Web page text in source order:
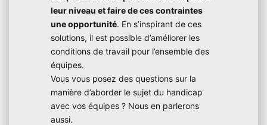
leur niveau et faire de ces contraintes
une opportunité. En s’inspirant de ces
solutions, il est possible d’améliorer les
conditions de travail pour l’ensemble des
équipes.
Vous vous posez des questions sur la
manière d’aborder le sujet du handicap
avec vos équipes ? Nous en parlerons
aussi.